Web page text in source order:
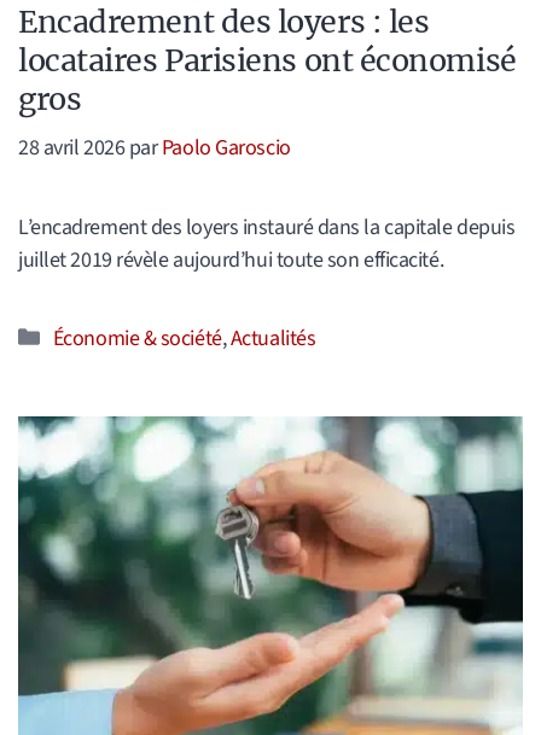
Encadrement des loyers : les
locataires Parisiens ont économisé
gros
28 avril 2026parPaolo Garoscio
L’encadrement des loyers instauré dans la capitale depuis
juillet 2019 révèle aujourd’hui toute son efficacité.
Catégories
Économie & société,Actualités